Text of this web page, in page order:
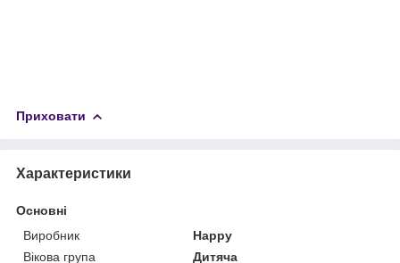
Приховати
Характеристики
Основні
Виробник
Happy
Вікова група
Дитяча